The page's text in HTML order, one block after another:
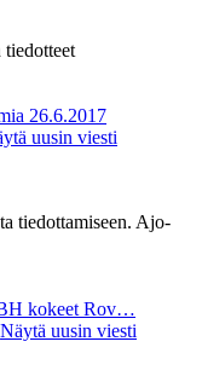
26.6.2017
uusin viesti
tiedottamiseen. Ajo-
kokeet Rov…
Näytä uusin viesti